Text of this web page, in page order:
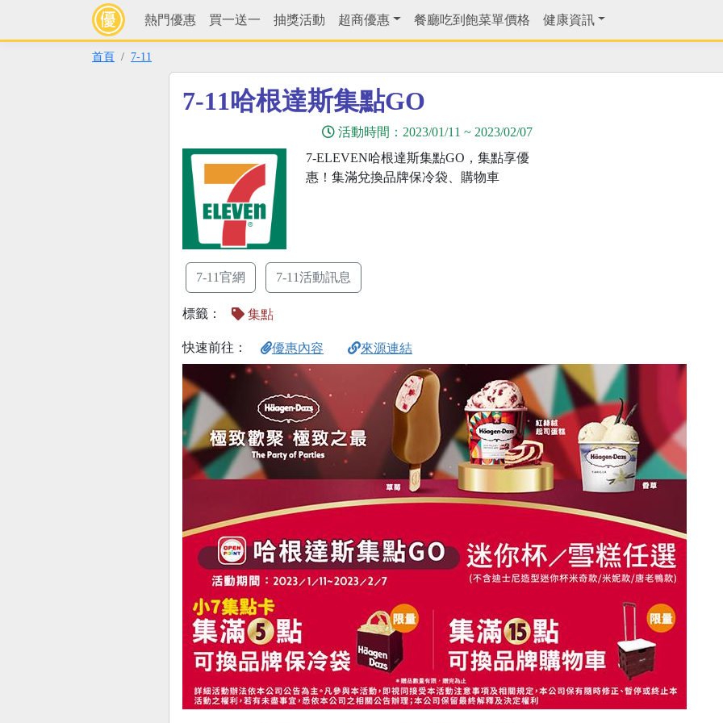
熱門優惠 買一送一 抽獎活動 超商優惠 餐廳吃到飽菜單價格 健康資訊
首頁 7-11
7-11哈根達斯集點GO
活動時間： 2023/01/11 ~ 2023/02/07
7-ELEVEN哈根達斯集點GO，集點享優
惠！集滿兌換品牌保冷袋、購物車
7-11官網 7-11活動訊息
標籤： 集點
快速前往： 優惠內容 來源連結